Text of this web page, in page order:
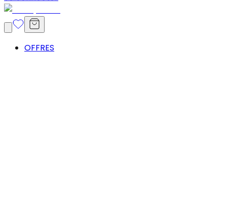
OFFRES